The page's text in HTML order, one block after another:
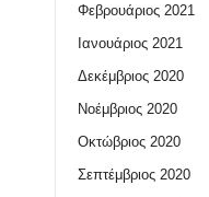
Φεβρουάριος 2021
Ιανουάριος 2021
Δεκέμβριος 2020
Νοέμβριος 2020
Οκτώβριος 2020
Σεπτέμβριος 2020